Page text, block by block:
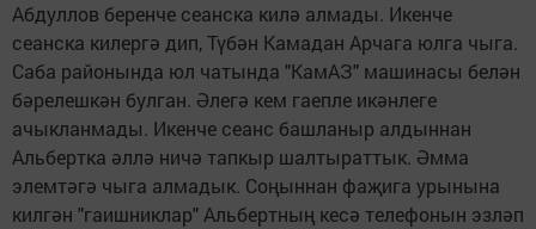
Абдуллов беренче сеанска килә алмады. Икенче
сеанска килергә дип, Түбән Камадан Арчага юлга чыга.
Саба районында юл чатында "КамАЗ" машинасы белән
бәрелешкән булган. Әлегә кем гаепле икәнлеге
ачыкланмады. Икенче сеанс башланыр алдыннан
Альбертка әллә ничә тапкыр шалтыраттык. Әмма
элемтәгә чыга алмадык. Соңыннан фаҗига урынына
килгән "гаишниклар" Альбертның кесә телефонын эзләп